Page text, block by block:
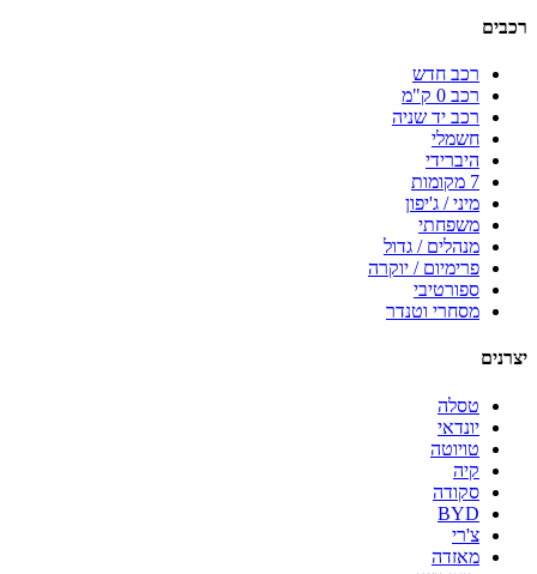
רכבים
רכב חדש
רכב 0 ק"מ
רכב יד שניה
חשמלי
היברידי
7 מקומות
מיני / ג'יפון
משפחתי
מנהלים / גדול
פרימיום / יוקרה
ספורטיבי
מסחרי וטנדר
יצרנים
טסלה
יונדאי
טויוטה
קיה
סקודה
BYD
צ'רי
מאזדה